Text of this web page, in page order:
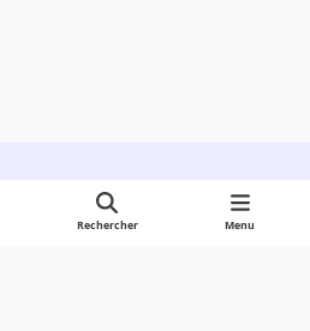
Rechercher Menu